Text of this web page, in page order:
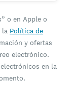
o en Apple o
la Política de
y ofertas
electrónico.
en la